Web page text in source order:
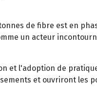
de fibre est en
un acteur
et l'adoption de
et ouvriront les